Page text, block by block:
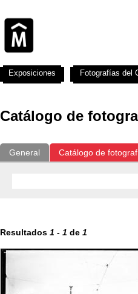
Catálogo de
General Catálogo de
Resultados 1 - 1 de 1
Exposiciones Fotografías del